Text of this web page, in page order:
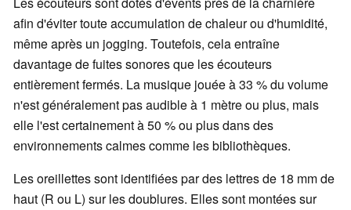
afin d'éviter toute accumulation de chaleur ou d'humidité,
même après un jogging. Toutefois, cela entraîne
davantage de fuites sonores que les écouteurs
entièrement fermés. La musique jouée à 33 % du volume
n'est généralement pas audible à 1 mètre ou plus, mais
elle l'est certainement à 50 % ou plus dans des
environnements calmes comme les bibliothèques.
Les oreillettes sont identifiées par des lettres de 18 mm de
haut (R ou L) sur les doublures. Elles sont montées sur